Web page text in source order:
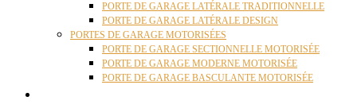
PORTE DE GARAGE LATÉRALE TRADITIONNELLE
PORTE DE GARAGE LATÉRALE DESIGN
PORTES DE GARAGE MOTORISÉES
PORTE DE GARAGE SECTIONNELLE MOTORISÉE
PORTE DE GARAGE MODERNE MOTORISÉE
PORTE DE GARAGE BASCULANTE MOTORISÉE